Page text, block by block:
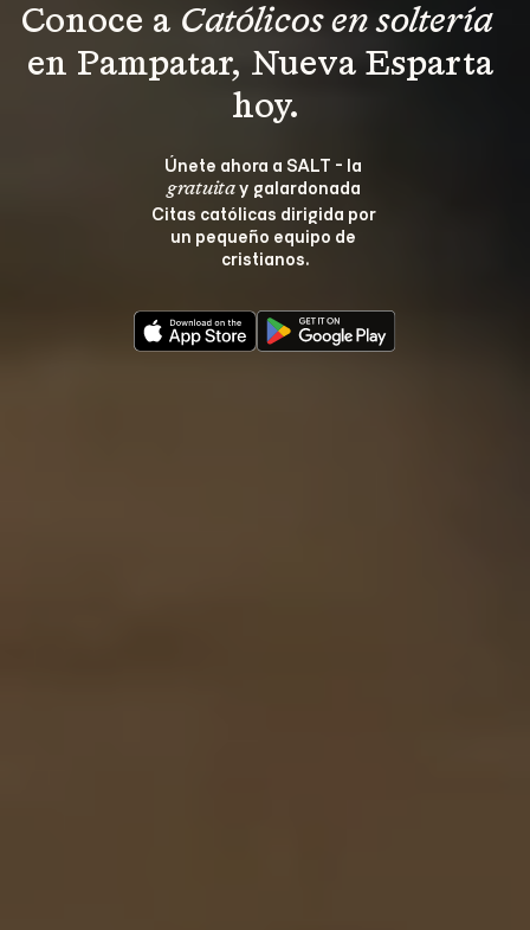
Conoce a Católicos en soltería
en Pampatar, Nueva Esparta
hoy.
Únete ahora a SALT - la
gratuita y galardonada
Citas católicas dirigida por
un pequeño equipo de
cristianos.